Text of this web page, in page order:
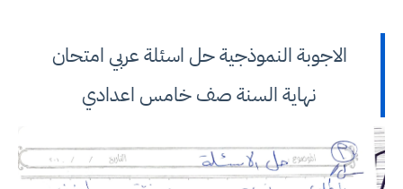
الاجوبة النموذجية حل اسئلة عربي امتحان
نهاية السنة صف خامس اعدادي